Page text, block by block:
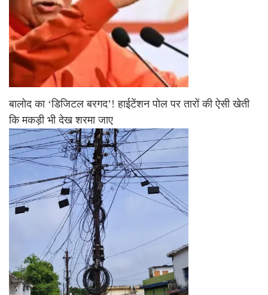
बालोद का ‘डिजिटल बरगद’! हाईटेंशन पोल पर तारों की ऐसी खेती
कि मकड़ी भी देख शरमा जाए